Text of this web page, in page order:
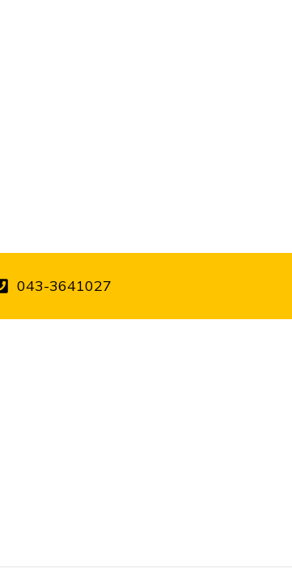
043-3641027